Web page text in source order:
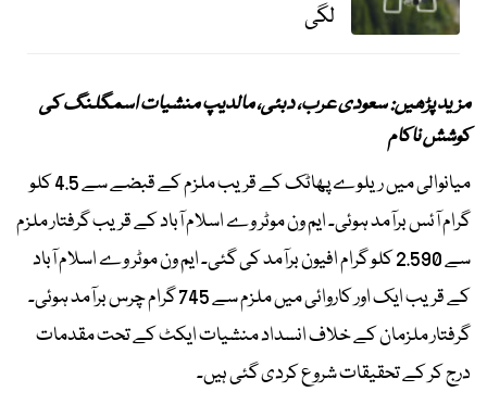
لگی
مزید پڑھیں: سعودی عرب، دبئی، مالدیپ منشیات اسمگلنگ کی
کوشش ناکام
میانوالی میں ریلوے پھاٹک کے قریب ملزم کے قبضے سے 4.5 کلو
گرام آئس برآمد ہوئی۔ ایم ون موٹر وے اسلام آباد کے قریب گرفتار ملزم
سے 2.590 کلو گرام افیون برآمد کی گئی۔ ایم ون موٹر وے اسلام آباد
کے قریب ایک اور کاروائی میں ملزم سے 745 گرام چرس برآمد ہوئی۔
گرفتار ملزمان کے خلاف انسداد منشیات ایکٹ کے تحت مقدمات
درج کر کے تحقیقات شروع کردی گئی ہیں۔